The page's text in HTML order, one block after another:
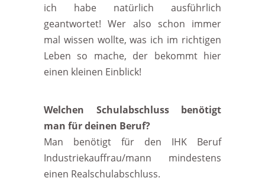
ich habe natürlich ausführlich
geantwortet! Wer also schon immer
mal wissen wollte, was ich im richtigen
Leben so mache, der bekommt hier
einen kleinen Einblick!
Welchen Schulabschluss benötigt
man für deinen Beruf?
Man benötigt für den IHK Beruf
Industriekauffrau/mann mindestens
einen Realschulabschluss.